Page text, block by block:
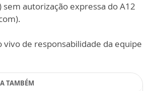
sem autorização expressa do A12
vivo de responsabilidade da equipe
TAMBÉM